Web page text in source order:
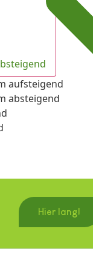
aufsteigend
absteigend
Hier lang!